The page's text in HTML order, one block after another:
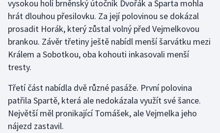
vysokou holí brněnský útočník Dvořák a Sparta mohla
hrát dlouhou přesilovku. Za její polovinou se dokázal
prosadit Horák, který zůstal volný před Vejmelkovou
brankou. Závěr třetiny ještě nabídl menší šarvátku mezi
Králem a Sobotkou, oba kohouti inkasovali menší
tresty.
Třetí část nabídla dvě různé pasáže. První polovina
patřila Spartě, která ale nedokázala využít své šance.
Největší měl pronikající Tomášek, ale Vejmelka jeho
nájezd zastavil.